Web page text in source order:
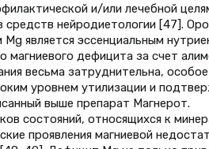
и/или лечебной
средств нейродиетологии [47].
является эссенциальным
магниевого дефицита за счет
весьма затруднительна, особое
уровнем утилизации и
выше препарат Магнерот.
состояний, относящихся к
проявления магниевой